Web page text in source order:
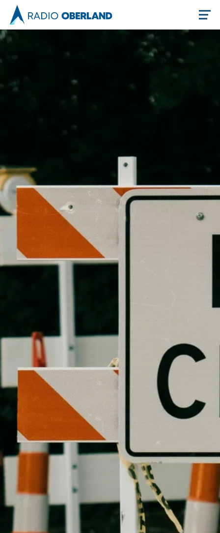
Jetzt live hören
Newsreader
Stellenangebote
Amphibienschutz
Service
Nachgehört
Podcast
Newsletter
Zeit fürs Oberland